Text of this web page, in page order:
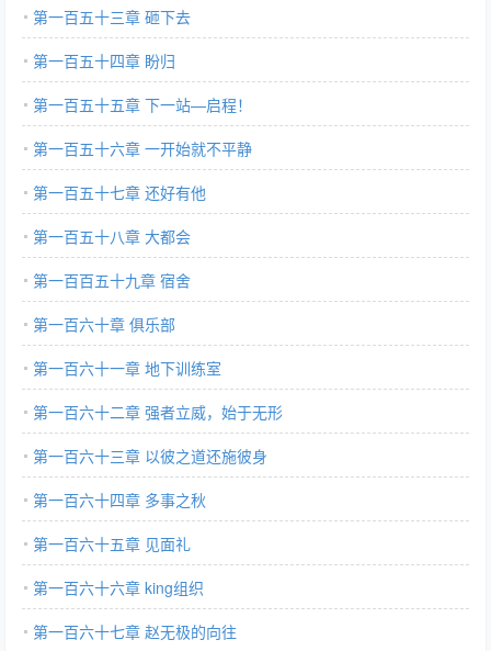
第一百五十三章 砸下去
第一百五十四章 盼归
第一百五十五章 下一站—启程！
第一百五十六章 一开始就不平静
第一百五十七章 还好有他
第一百五十八章 大都会
第一百百五十九章 宿舍
第一百六十章 俱乐部
第一百六十一章 地下训练室
第一百六十二章 强者立威，始于无形
第一百六十三章 以彼之道还施彼身
第一百六十四章 多事之秋
第一百六十五章 见面礼
第一百六十六章 king组织
第一百六十七章 赵无极的向往